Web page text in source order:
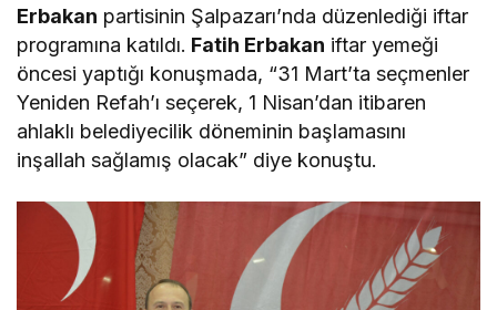
Erbakan partisinin Şalpazarı’nda düzenlediği iftar
programına katıldı. Fatih Erbakan iftar yemeği
öncesi yaptığı konuşmada, “31 Mart’ta seçmenler
Yeniden Refah’ı seçerek, 1 Nisan’dan itibaren
ahlaklı belediyecilik döneminin başlamasını
inşallah sağlamış olacak” diye konuştu.